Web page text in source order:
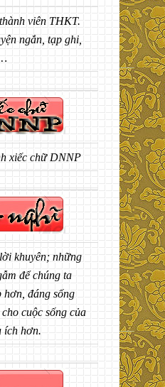
viên THKT.
ngắn, tạp ghi,
xiếc chữ DNNP
khuyên; những
để chúng ta
hơn, đáng sống
cuộc sống của
ích hơn.